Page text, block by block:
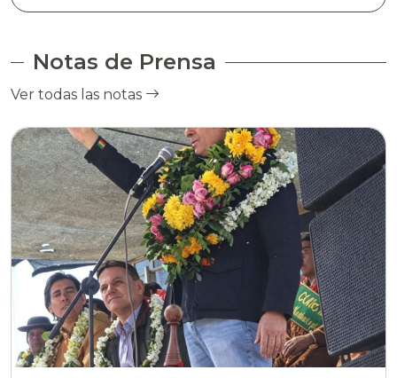
Notas de Prensa
Ver todas las notas